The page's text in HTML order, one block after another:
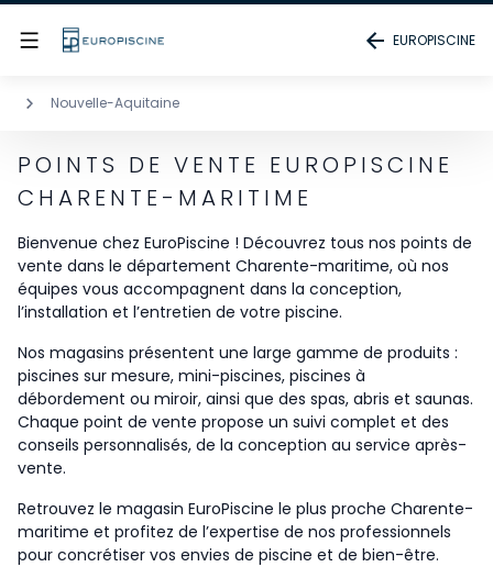
EUROPISCINE
Nouvelle-Aquitaine
POINTS DE VENTE EUROPISCINE
CHARENTE-MARITIME
Bienvenue chez EuroPiscine ! Découvrez tous nos points de
vente dans le département Charente-maritime, où nos
équipes vous accompagnent dans la conception,
l’installation et l’entretien de votre piscine.
Nos magasins présentent une large gamme de produits :
piscines sur mesure, mini-piscines, piscines à
débordement ou miroir, ainsi que des spas, abris et saunas.
Chaque point de vente propose un suivi complet et des
conseils personnalisés, de la conception au service après-
vente.
Retrouvez le magasin EuroPiscine le plus proche Charente-
maritime et profitez de l’expertise de nos professionnels
pour concrétiser vos envies de piscine et de bien-être.